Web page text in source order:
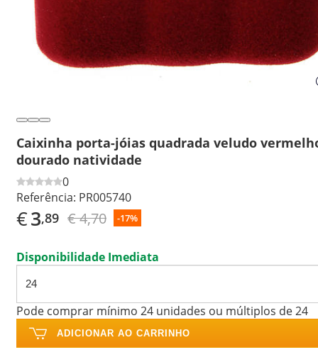
Caixinha porta-jóias quadrada veludo
dourado natividade
0
Referência: PR005740
€3,89 € 4,70 -17%
Disponibilidade Imediata
Pode comprar mínimo 24 unidades ou múltiplos de 24
ADICIONAR AO CARRINHO